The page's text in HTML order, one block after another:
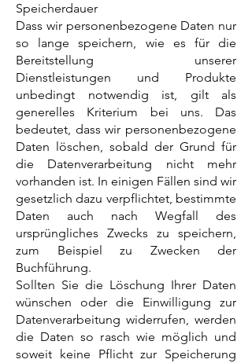
Speicherdauer
Dass wir personenbezogene Daten nur
so lange speichern, wie es für die
Bereitstellung unserer
Dienstleistungen und Produkte
unbedingt notwendig ist, gilt als
generelles Kriterium bei uns. Das
bedeutet, dass wir personenbezogene
Daten löschen, sobald der Grund für
die Datenverarbeitung nicht mehr
vorhanden ist. In einigen Fällen sind wir
gesetzlich dazu verpflichtet, bestimmte
Daten auch nach Wegfall des
ursprüngliches Zwecks zu speichern,
zum Beispiel zu Zwecken der
Buchführung.
Sollten Sie die Löschung Ihrer Daten
wünschen oder die Einwilligung zur
Datenverarbeitung widerrufen, werden
die Daten so rasch wie möglich und
soweit keine Pflicht zur Speicherung